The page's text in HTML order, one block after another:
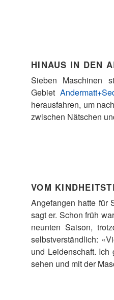
HINAUS IN DEN
Sieben Maschinen
Gebiet
herausfahren, um
zwischen Nätschen
VOM
Angefangen hatte für
sagt er. Schon früh
neunten Saison,
selbstverständlich:
und Leidenschaft.
sehen und mit der